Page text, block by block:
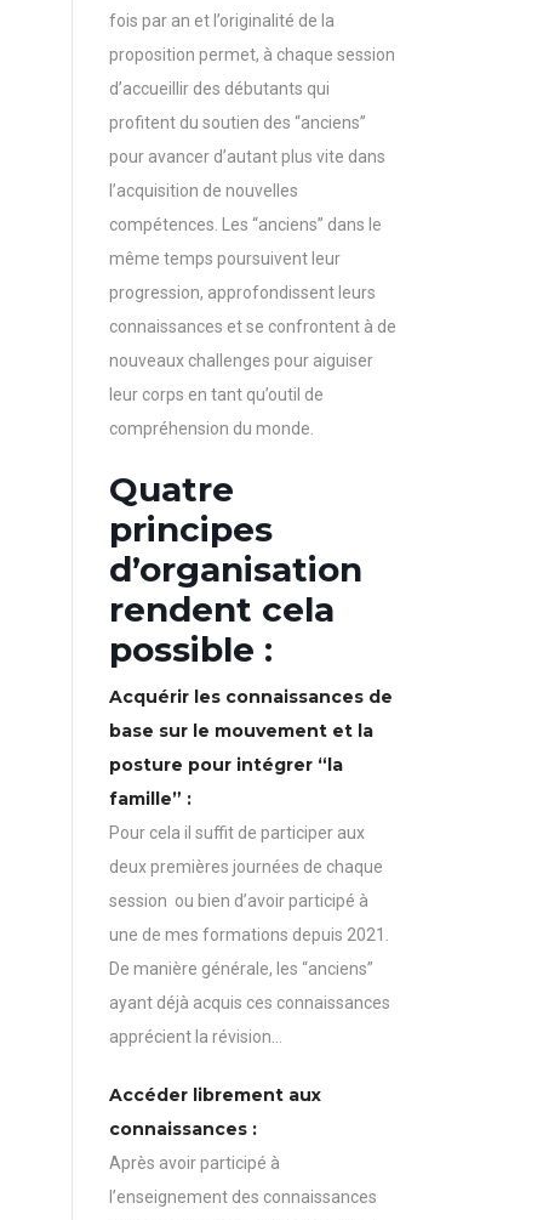
fois par an et l’originalité de la
proposition permet, à chaque session
d’accueillir des débutants qui
profitent du soutien des “anciens”
pour avancer d’autant plus vite dans
l’acquisition de nouvelles
compétences. Les “anciens” dans le
même temps poursuivent leur
progression, approfondissent leurs
connaissances et se confrontent à de
nouveaux challenges pour aiguiser
leur corps en tant qu’outil de
compréhension du monde.
Quatre
principes
d’organisation
rendent cela
possible :
Acquérir les connaissances de
base sur le mouvement et la
posture pour intégrer “la
famille” :
Pour cela il suffit de participer aux
deux premières journées de chaque
session ou bien d’avoir participé à
une de mes formations depuis 2021.
De manière générale, les “anciens”
ayant déjà acquis ces connaissances
apprécient la révision…
Accéder librement aux
connaissances :
Après avoir participé à
l’enseignement des connaissances